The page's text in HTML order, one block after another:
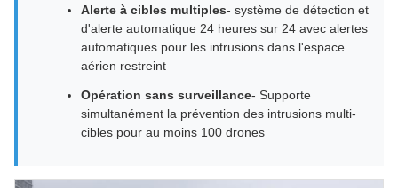
Alerte à cibles multiples- système de détection et
d'alerte automatique 24 heures sur 24 avec alertes
automatiques pour les intrusions dans l'espace
aérien restreint
Opération sans surveillance- Supporte
simultanément la prévention des intrusions multi-
cibles pour au moins 100 drones